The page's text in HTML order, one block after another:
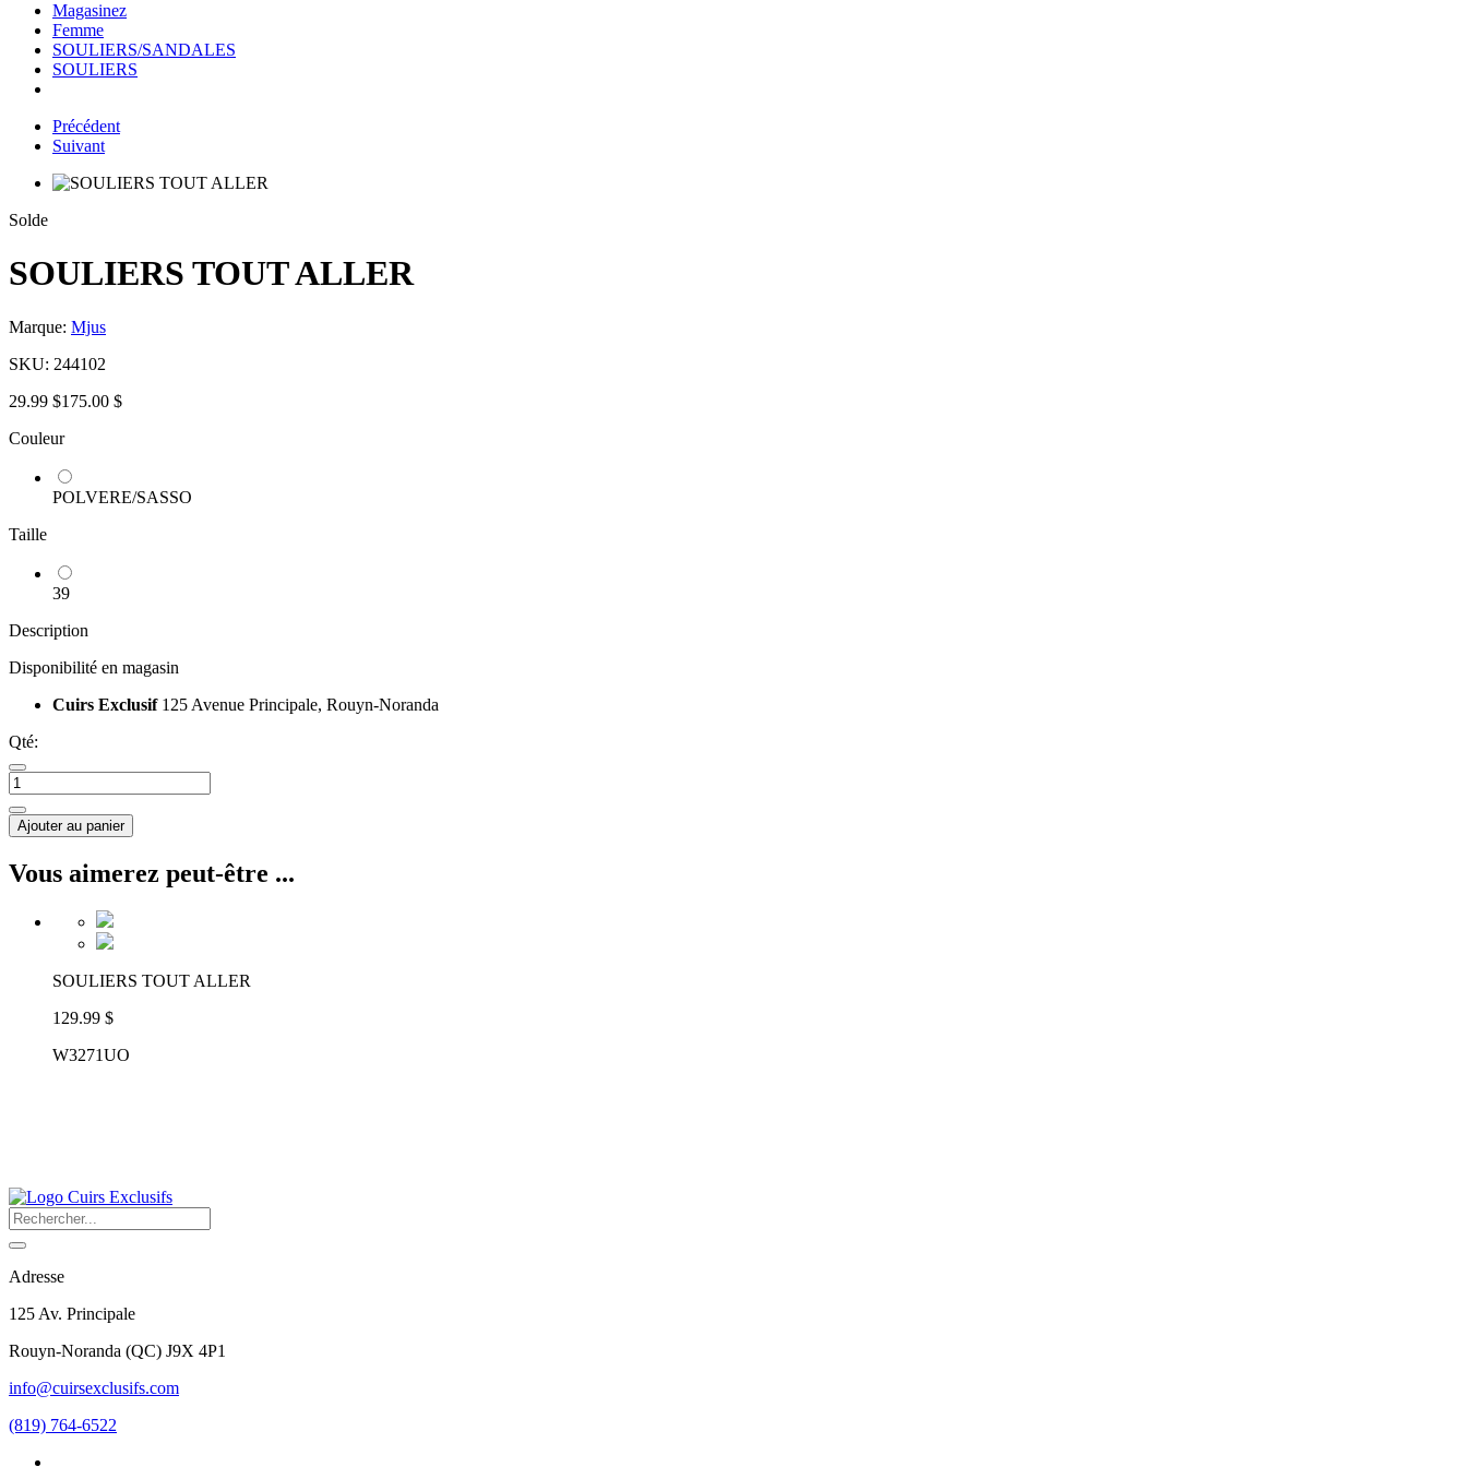
Magasinez
Femme
SOULIERS/SANDALES
SOULIERS
Précédent
Suivant
Solde
SOULIERS TOUT ALLER
Marque: Mjus
SKU: 244102
29.99 $175.00 $
Couleur
POLVERE/SASSO
Taille
39
Description
Disponibilité en magasin
Cuirs Exclusif 125 Avenue Principale, Rouyn-Noranda
Qté:
Ajouter au panier
Vous aimerez peut-être ...
SOULIERS TOUT ALLER
129.99 $
W3271UO
Adresse
125 Av. Principale
Rouyn-Noranda (QC) J9X 4P1
info@cuirsexclusifs.com
(819) 764-6522